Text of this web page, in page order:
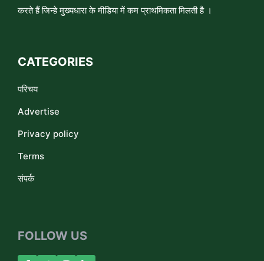
करते हैं जिन्हे मुख्यधारा के मीडिया में कम प्राथमिकता मिलती है ।
CATEGORIES
परिचय
Advertise
Privacy policy
Terms
संपर्क
FOLLOW US